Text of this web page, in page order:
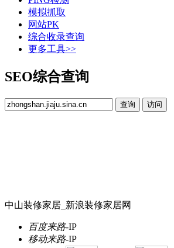
模拟抓取
网站PK
综合收录查询
更多工具>>
SEO综合查询
中山装修家居_新浪装修家居网
百度来路-IP
移动来路-IP